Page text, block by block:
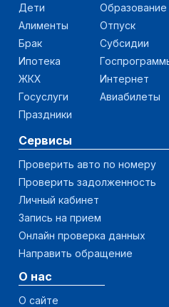
Дети
Алименты
Брак
Ипотека
ЖКХ
Госуслуги
Праздники
Образование
Отпуск
Субсидии
Интернет
Авиабилеты
Сервисы
Проверить авто по номеру
Проверить задолженность
Личный кабинет
Запись на прием
Онлайн проверка данных
Направить обращение
О нас
О сайте